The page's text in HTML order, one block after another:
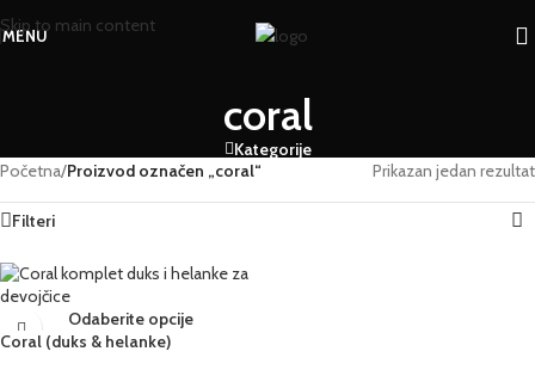
Skip to main content
MENU
coral
Kategorije
Početna/Proizvod označen „coral“ Prikazan jedan rezultat
Filteri
Odaberite opcije
Coral (duks & helanke)